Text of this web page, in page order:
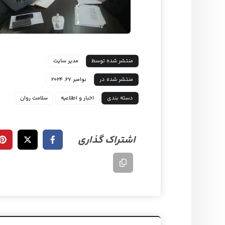
منتشر شده توسط مدیر سایت
منتشر شده در نوامبر ۲۷, ۲۰۲۴
دسته بندی اخبار و اطلاعیه سلامت روان